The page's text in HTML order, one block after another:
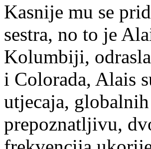
Kasnije mu se
sestra, no to je
Kolumbiji,
i Colorada, Alais
utjecaja,
prepoznatljivu,